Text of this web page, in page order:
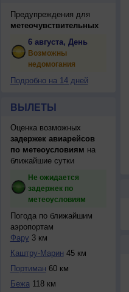
Предупреждения для
метеочувствительных
6 августа, День
Возможны
недомогания
Подробно на 14 дней
ВЫЛЕТЫ
Оценка возможных
задержек авиарейсов
по метеоусловиям на
ближайшие сутки
Не ожидается
задержек по
метеоусловиям
Погода по ближайшим
аэропортам
Фару 3 км
Каштру-Марин 45 км
Портиман 60 км
Бежa118 км